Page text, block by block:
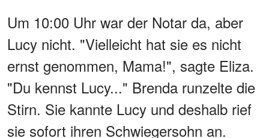
Um 10:00 Uhr war der Notar da, aber
Lucy nicht. "Vielleicht hat sie es nicht
ernst genommen, Mama!", sagte Eliza.
"Du kennst Lucy..." Brenda runzelte die
Stirn. Sie kannte Lucy und deshalb rief
sie sofort ihren Schwiegersohn an.